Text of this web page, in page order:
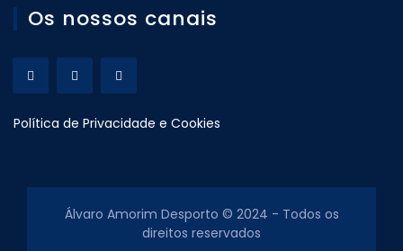
Os nossos canais
Política de Privacidade e Cookies
Álvaro Amorim Desporto © 2024 - Todos os
direitos reservados